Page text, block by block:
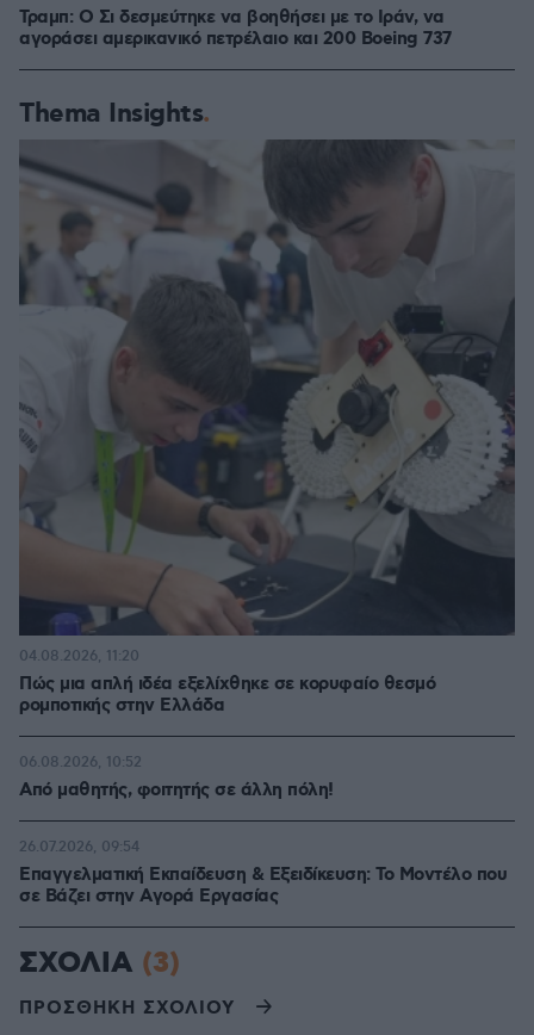
Τραμπ: Ο Σι δεσμεύτηκε να βοηθήσει με το Ιράν, να
αγοράσει αμερικανικό πετρέλαιο και 200 Boeing 737
Thema Insights
Πώς μια απλή ιδέα εξελίχθηκε σε κορυφαίο θεσμό
ρομποτικής στην Ελλάδα
04.08.2026, 11:20
Από μαθητής, φοιτητής σε άλλη πόλη!
06.08.2026, 10:52
Επαγγελματική Εκπαίδευση & Εξειδίκευση: Το Mοντέλο που
σε Bάζει στην Aγορά Eργασίας
26.07.2026, 09:54
ΣΧΟΛΙΑ (3)
ΠΡΟΣΘΗΚΗ ΣΧΟΛΙΟΥ